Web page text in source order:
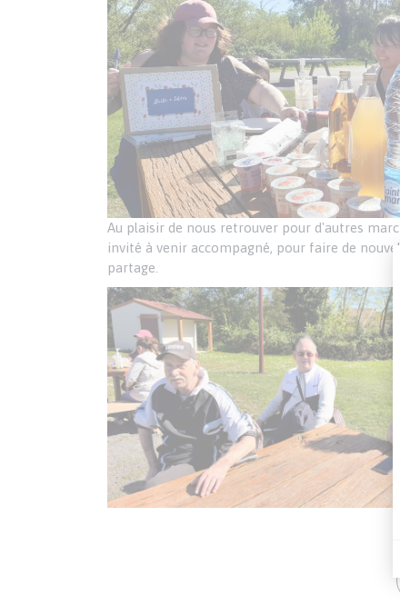
Au plaisir de nous retrouver pour d'autres
invité à venir accompagné, pour faire de
partage.